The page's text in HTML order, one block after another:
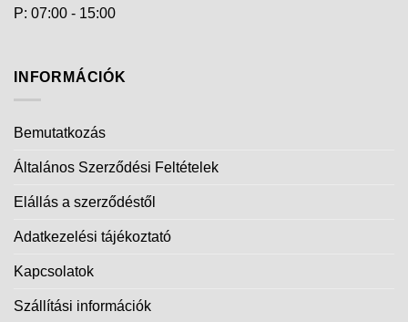
P: 07:00 - 15:00
INFORMÁCIÓK
Bemutatkozás
Általános Szerződési Feltételek
Elállás a szerződéstől
Adatkezelési tájékoztató
Kapcsolatok
Szállítási információk